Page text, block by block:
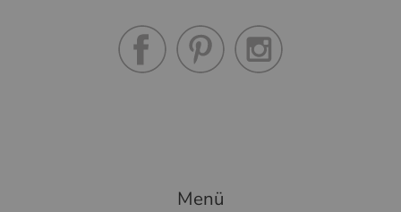
Menü